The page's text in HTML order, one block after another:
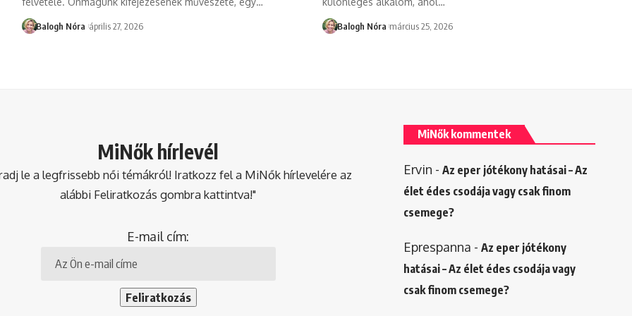
Balogh Nóra április 27, 2026 Balogh Nóra március 25, 2026
MiNők hírlevél
le a legfrissebb női témákról! Iratkozz fel a MiNők hírlevelére az
alábbi Feliratkozás gombra kattintva!"
E-mail cím:
MiNők kommentek
Ervin - Az eper jótékony hatásai – Az
élet édes csodája vagy csak finom
csemege?
Eprespanna - Az eper jótékony
hatásai – Az élet édes csodája vagy
csak finom csemege?